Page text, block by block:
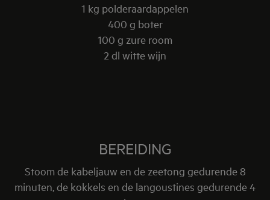
1 kg polderaardappelen
400 g boter
100 g zure room
2 dl witte wijn
BEREIDING
Stoom de kabeljauw en de zeetong gedurende 8
minuten, de kokkels en de langoustines gedurende 4